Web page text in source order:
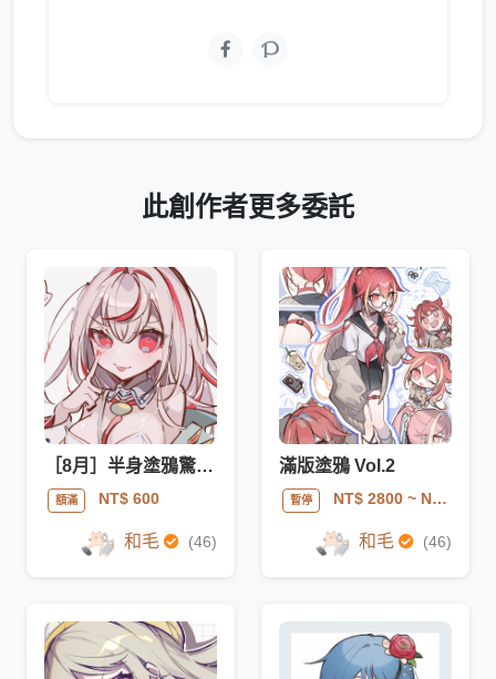
此創作者更多委託
［8月］半身塗鴉驚喜包/換裝
額滿 NT$ 600
和毛 (46)
滿版塗鴉 Vol.2
暫停 NT$ 2800~ NT$ 3000
和毛 (46)